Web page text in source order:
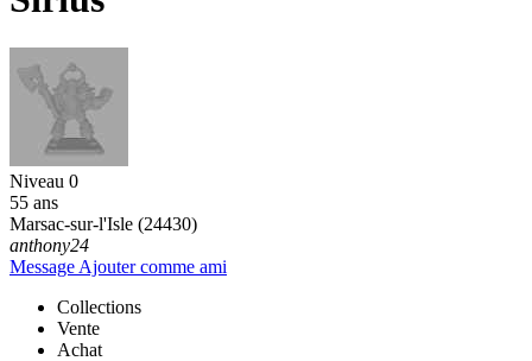
Niveau 0
55 ans
Marsac-sur-l'Isle (24430)
anthony24
Message Ajouter comme ami
Collections
Vente
Achat